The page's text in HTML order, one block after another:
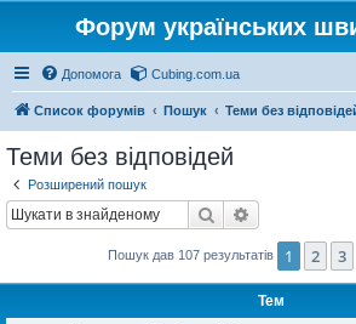
Форум українських
Допомога Cubing.com.ua
Список форумів Пошук Теми без
Теми без відповідей
Розширений пошук
Пошук
Пошук дав 107 результатів 1 2 3
Тем